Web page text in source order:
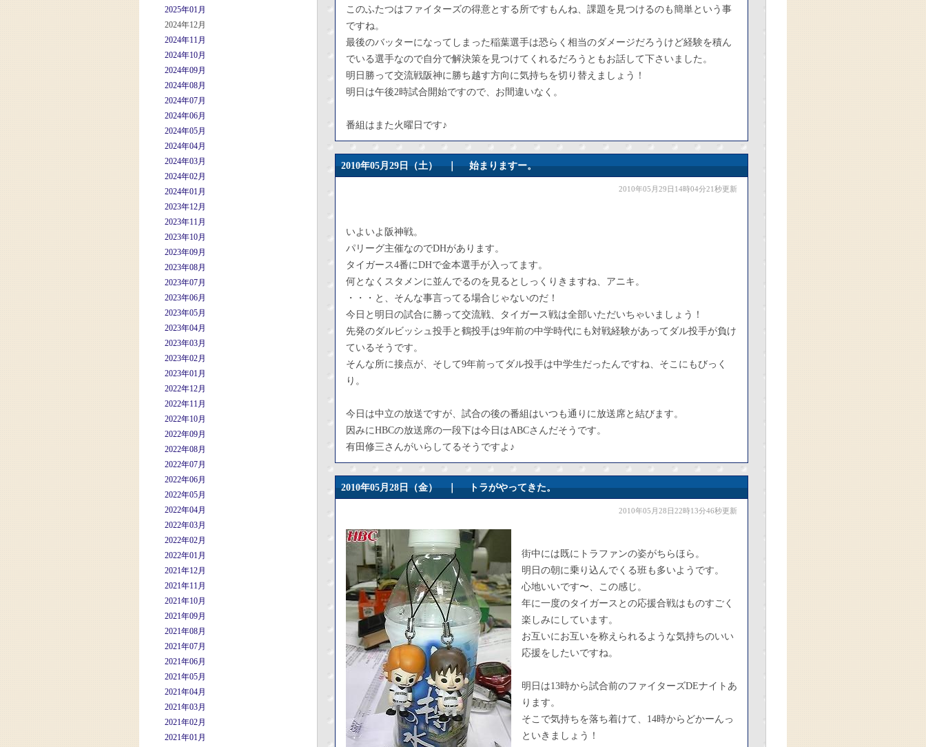
2025年01月
2024年12月
2024年11月
2024年10月
2024年09月
2024年08月
2024年07月
2024年06月
2024年05月
2024年04月
2024年03月
2024年02月
2024年01月
2023年12月
2023年11月
2023年10月
2023年09月
2023年08月
2023年07月
2023年06月
2023年05月
2023年04月
2023年03月
2023年02月
2023年01月
2022年12月
2022年11月
2022年10月
2022年09月
2022年08月
2022年07月
2022年06月
2022年05月
2022年04月
2022年03月
2022年02月
2022年01月
2021年12月
2021年11月
2021年10月
2021年09月
2021年08月
2021年07月
2021年06月
2021年05月
2021年04月
2021年03月
2021年02月
2021年01月
このふたつはファイターズの得意とする所ですもんね、課題を見つけるのも簡単という事
ですね。
最後のバッターになってしまった稲葉選手は恐らく相当のダメージだろうけど経験を積ん
でいる選手なので自分で解決策を見つけてくれるだろうともお話して下さいました。
明日勝って交流戦阪神に勝ち越す方向に気持ちを切り替えましょう！
明日は午後2時試合開始ですので、お間違いなく。
番組はまた火曜日です♪
2010年05月29日（土） ｜始まりますー。
2010年05月29日14時04分21秒更新
いよいよ阪神戦。
パリーグ主催なのでDHがあります。
タイガース4番にDHで金本選手が入ってます。
何となくスタメンに並んでるのを見るとしっくりきますね、アニキ。
・・・と、そんな事言ってる場合じゃないのだ！
今日と明日の試合に勝って交流戦、タイガース戦は全部いただいちゃいましょう！
先発のダルビッシュ投手と鶴投手は9年前の中学時代にも対戦経験があってダル投手が負け
ているそうです。
そんな所に接点が、そして9年前ってダル投手は中学生だったんですね、そこにもびっく
り。
今日は中立の放送ですが、試合の後の番組はいつも通りに放送席と結びます。
因みにHBCの放送席の一段下は今日はABCさんだそうです。
有田修三さんがいらしてるそうですよ♪
2010年05月28日（金） ｜トラがやってきた。
2010年05月28日22時13分46秒更新
街中には既にトラファンの姿がちらほら。
明日の朝に乗り込んでくる班も多いようです。
心地いいです〜、この感じ。
年に一度のタイガースとの応援合戦はものすごく
楽しみにしています。
お互いにお互いを称えられるような気持ちのいい
応援をしたいですね。
明日は13時から試合前のファイターズDEナイトあ
ります。
そこで気持ちを落ち着けて、14時からどかーんっ
といきましょう！